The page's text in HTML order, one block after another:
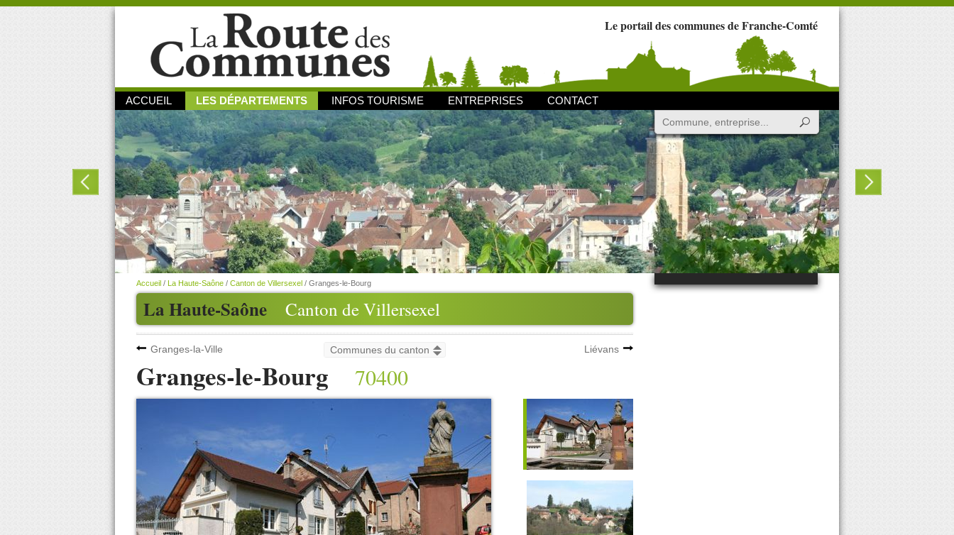
Le portail des communes de Franche-Comté
ACCUEIL LES DÉPARTEMENTS INFOS TOURISME ENTREPRISES CONTACT
La Haute-Saône Canton de Villersexel
Accueil / La Haute-Saône / Canton de Villersexel / Granges-le-Bourg
Granges-la-Ville Liévans
Granges-le-Bourg 70400